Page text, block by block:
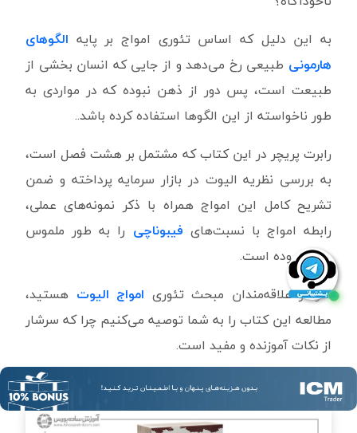
به این دلیل که اساس تئوری امواج بر پایه الگوهای
هارمونی طبیعی رخ می‌دهد و از جایی که انسان بخشی از
طبیعت است، پس دور از ذهن نبوده که در مواردی به
طور ناخواسته از این الگوها استفاده کرده باشد..
رابرت پریچر در این کتاب که مشتمل بر هشت فصل است،
به بررسی نظریه الیوت در بازار سرمایه پرداخته و ضمن
تشریح کامل این امواج همراه با ذکر نمونه‌های عملی،
رابطه امواج با نسبت‌های فیبوناچی را به طور ملموس
بیان نموده است.
اگر از علاقه‌مندان مبحث تئوری امواج الیوت هستید،
مطالعه این کتاب را به شما توصیه می‌کنیم چرا که سرشار
از نکات آموزنده و مفید است.